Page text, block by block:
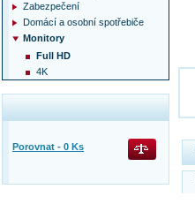
Zabezpečení
Domácí a osobní spotřebiče
Monitory
Full HD
4K
Porovnat - 0 Ks